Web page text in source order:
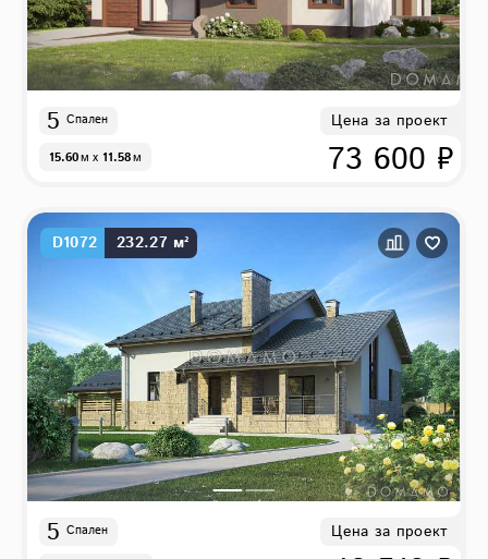
5 Спален
15.60м x 11.58м
Цена за проект
73 600 ₽
D1072 232.27 м²
5 Спален Цена за проект